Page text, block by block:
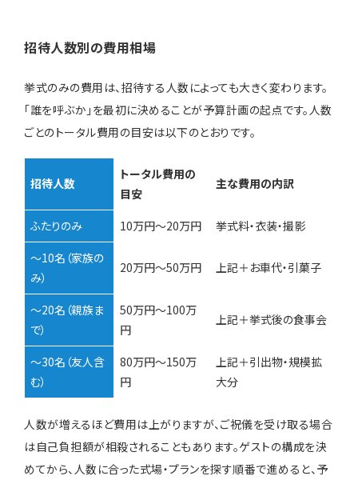
招待人数別の費用相場
挙式のみの費用は、招待する人数によっても大きく変わります。
「誰を呼ぶか」を最初に決めることが予算計画の起点です。人数
ごとのトータル費用の目安は以下のとおりです。
招待人数
トータル費用の
目安
主な費用の内訳
ふたりのみ 10万円〜20万円
挙式料・衣装・撮影
〜10名（家族の
み）
20万円〜50万円 上記＋お車代・引菓子
〜20名（親族ま
で）
50万円〜100万
円
上記＋挙式後の食事会
〜30名（友人含
む）
80万円〜150万
円
上記＋引出物・規模拡
大分
人数が増えるほど費用は上がりますが、ご祝儀を受け取る場合
は自己負担額が相殺されることもあります。ゲストの構成を決
めてから、人数に合った式場・プランを探す順番で進めると、予